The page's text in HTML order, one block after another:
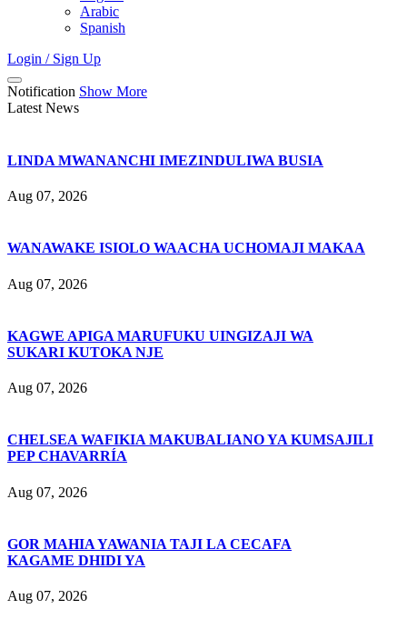
Arabic
Spanish
Login / Sign Up
Notification Show More
Latest News
LINDA MWANANCHI IMEZINDULIWA BUSIA
Aug 07, 2026
WANAWAKE ISIOLO WAACHA UCHOMAJI MAKAA
Aug 07, 2026
KAGWE APIGA MARUFUKU UINGIZAJI WA
SUKARI KUTOKA NJE
Aug 07, 2026
CHELSEA WAFIKIA MAKUBALIANO YA KUMSAJILI
PEP CHAVARRÍA
Aug 07, 2026
GOR MAHIA YAWANIA TAJI LA CECAFA
KAGAME DHIDI YA
Aug 07, 2026